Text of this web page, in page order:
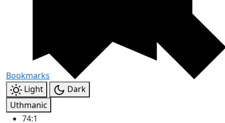
Bookmarks
Light
Dark
Uthmanic
74:1